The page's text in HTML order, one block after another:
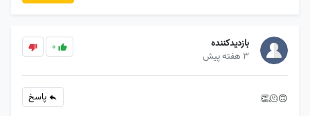
بازدیدکننده
3 هفته پیش
0
🙃🫠👏 پاسخ